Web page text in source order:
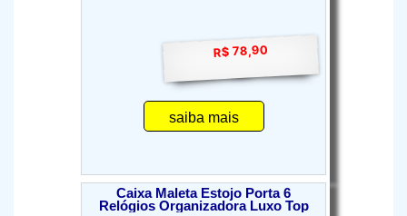
R$ 78,90
saiba mais
Caixa Maleta Estojo Porta 6
Relógios Organizadora Luxo Top